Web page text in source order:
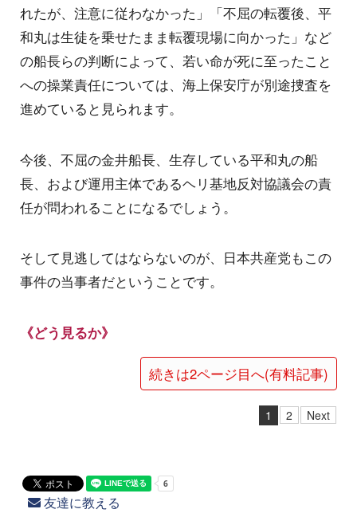
れたが、注意に従わなかった」「不屈の転覆後、平
和丸は生徒を乗せたまま転覆現場に向かった」など
の船長らの判断によって、若い命が死に至ったこと
への操業責任については、海上保安庁が別途捜査を
進めていると見られます。
今後、不屈の金井船長、生存している平和丸の船
長、および運用主体であるヘリ基地反対協議会の責
任が問われることになるでしょう。
そして見逃してはならないのが、日本共産党もこの
事件の当事者だということです。
《どう見るか》
続きは2ページ目へ(有料記事)
1 2 Next
友達に教える